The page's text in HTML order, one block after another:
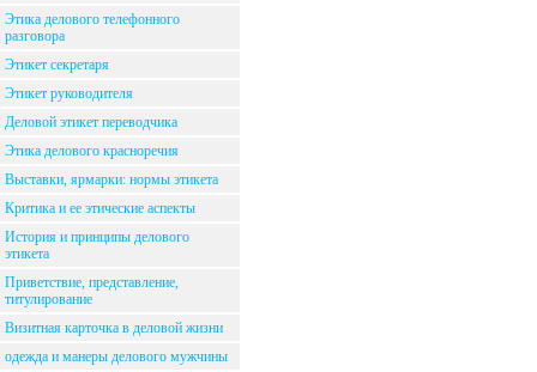
Этика делового телефонного
разговора
Этикет секретаря
Этикет руководителя
Деловой этикет переводчика
Этика делового красноречия
Выставки, ярмарки: нормы этикета
Критика и ее этические аспекты
История и принципы делового
этикета
Приветствие, представление,
титулирование
Визитная карточка в деловой жизни
одежда и манеры делового мужчины